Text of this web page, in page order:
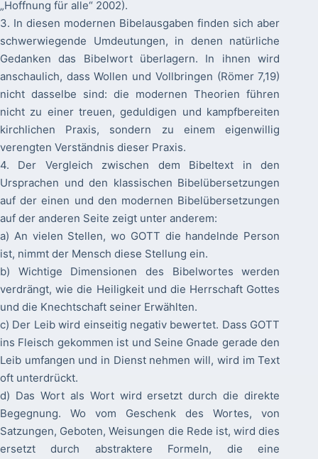
„Hoffnung für alle“ 2002).
3. In diesen modernen Bibelausgaben finden sich aber
schwerwiegende Umdeutungen, in denen natürliche
Gedanken das Bibelwort überlagern. In ihnen wird
anschaulich, dass Wollen und Vollbringen (Römer 7,19)
nicht dasselbe sind: die modernen Theorien führen
nicht zu einer treuen, geduldigen und kampfbereiten
kirchlichen Praxis, sondern zu einem eigenwillig
verengten Verständnis dieser Praxis.
4. Der Vergleich zwischen dem Bibeltext in den
Ursprachen und den klassischen Bibelübersetzungen
auf der einen und den modernen Bibelübersetzungen
auf der anderen Seite zeigt unter anderem:
a) An vielen Stellen, wo GOTT die handelnde Person
ist, nimmt der Mensch diese Stellung ein.
b) Wichtige Dimensionen des Bibelwortes werden
verdrängt, wie die Heiligkeit und die Herrschaft Gottes
und die Knechtschaft seiner Erwählten.
c) Der Leib wird einseitig negativ bewertet. Dass GOTT
ins Fleisch gekommen ist und Seine Gnade gerade den
Leib umfangen und in Dienst nehmen will, wird im Text
oft unterdrückt.
d) Das Wort als Wort wird ersetzt durch die direkte
Begegnung. Wo vom Geschenk des Wortes, von
Satzungen, Geboten, Weisungen die Rede ist, wird dies
ersetzt durch abstraktere Formeln, die eine